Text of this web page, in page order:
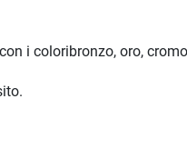
i coloribronzo, oro,